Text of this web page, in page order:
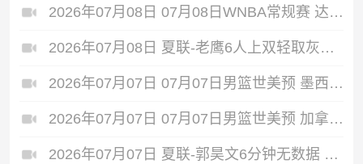
2026年07月08日 07月08日WNBA常规赛 达拉斯飞翼88-77纽约自由人 全场集锦
2026年07月08日 夏联-老鹰6人上双轻取灰熊 希格斯22+5 探花布泽尔缺战
2026年07月07日 07月07日男篮世美预 墨西哥男篮 93 - 94 美国男篮
2026年07月07日 07月07日男篮世美预 加拿大男篮116-78牙买加男篮 全场集锦
2026年07月07日 夏联-郭昊文6分钟无数据 国王险胜雄鹿 7号秀阿卡夫22分